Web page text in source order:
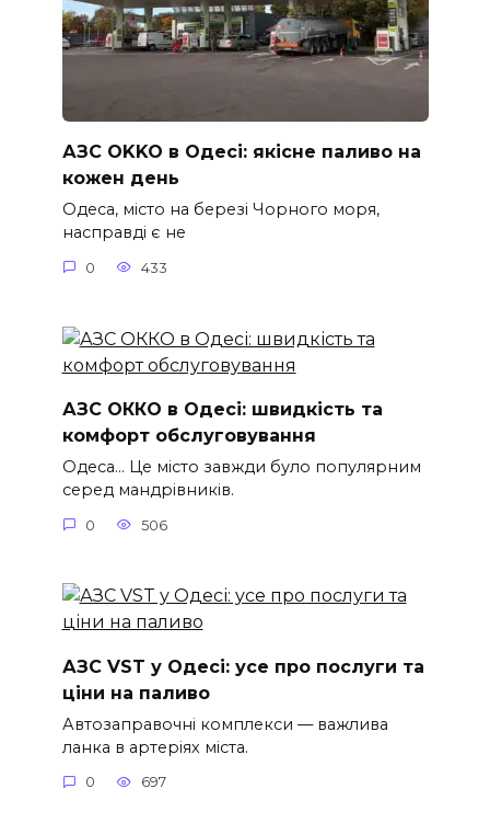
АЗС OKKO в Одесі: якісне паливо на
кожен день
Одеса, місто на березі Чорного моря,
насправді є не
0 433
АЗС ОККО в Одесі: швидкість та
комфорт обслуговування
Одеса… Це місто завжди було популярним
серед мандрівників.
0 506
АЗС VST у Одесі: усе про послуги та
ціни на паливо
Автозаправочні комплекси — важлива
ланка в артеріях міста.
0 697